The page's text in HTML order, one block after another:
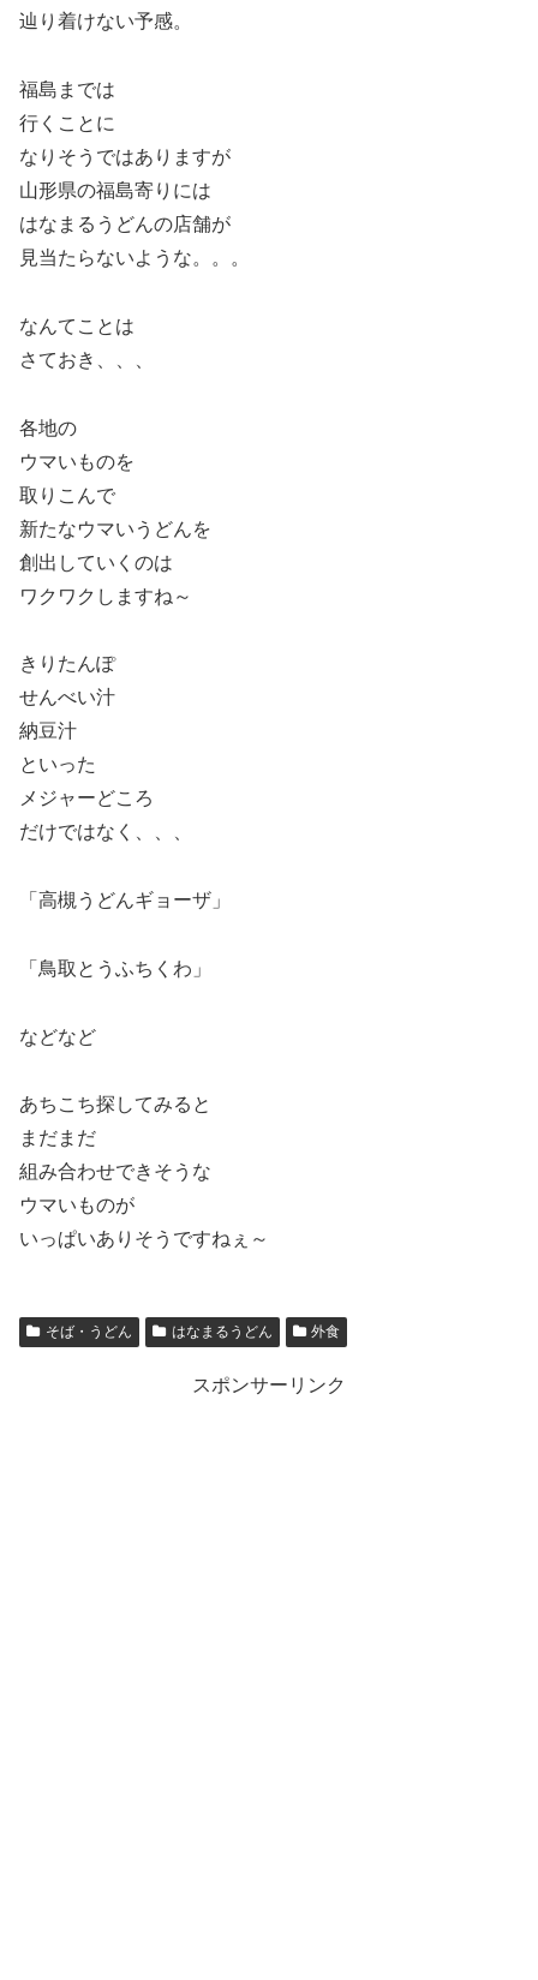
辿り着けない予感。
福島までは
行くことに
なりそうではありますが
山形県の福島寄りには
はなまるうどんの店舗が
見当たらないような。。。
なんてことは
さておき、、、
各地の
ウマいものを
取りこんで
新たなウマいうどんを
創出していくのは
ワクワクしますね～
きりたんぽ
せんべい汁
納豆汁
といった
メジャーどころ
だけではなく、、、
「高槻うどんギョーザ」
「鳥取とうふちくわ」
などなど
あちこち探してみると
まだまだ
組み合わせできそうな
ウマいものが
いっぱいありそうですねぇ～
そば・うどん はなまるうどん 外食
スポンサーリンク